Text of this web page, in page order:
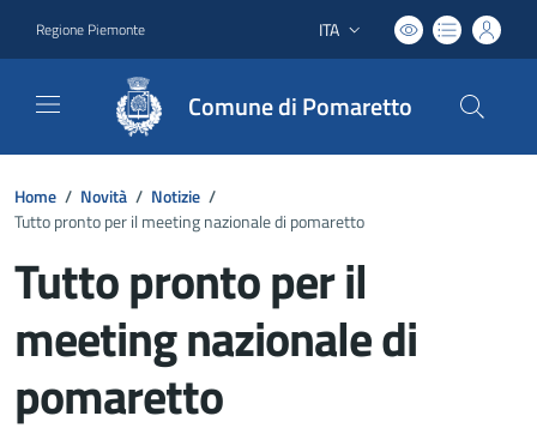
Regione Piemonte Lingua attiva:
ITA
Comune di Pomaretto
Home / Novità / Notizie /
Tutto pronto per il meeting nazionale di pomaretto
Tutto pronto per il
meeting nazionale di
pomaretto